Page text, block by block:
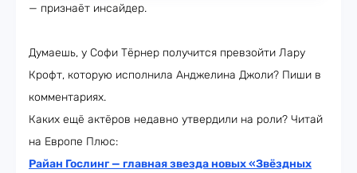
— признаёт инсайдер.
Думаешь, у Софи Тёрнер получится превзойти Лару
Крофт, которую исполнила Анджелина Джоли? Пиши в
комментариях.
Каких ещё актёров недавно утвердили на роли? Читай
на Европе Плюс:
Райан Гослинг — главная звезда новых «Звёздных